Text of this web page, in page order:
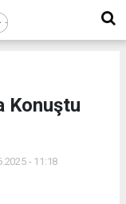
Konuştu
- 11:18